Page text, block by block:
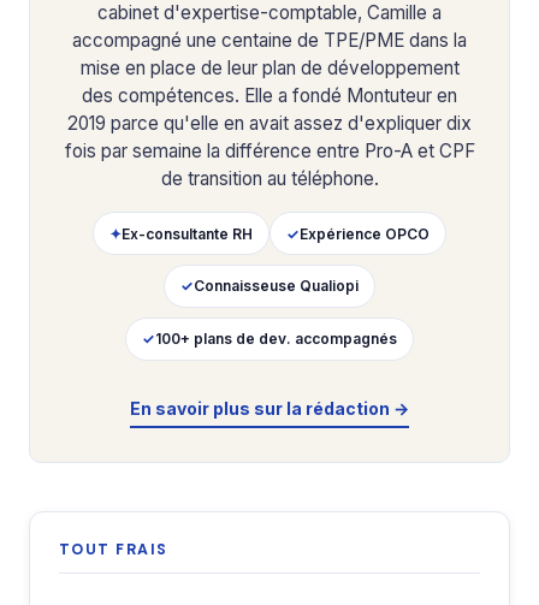
cabinet d'expertise-comptable, Camille a
accompagné une centaine de TPE/PME dans la
mise en place de leur plan de développement
des compétences. Elle a fondé Montuteur en
2019 parce qu'elle en avait assez d'expliquer dix
fois par semaine la différence entre Pro-A et CPF
de transition au téléphone.
✦Ex-consultante RH ✓Expérience OPCO
✓Connaisseuse Qualiopi
✓100+ plans de dev. accompagnés
En savoir plus sur la rédaction →
TOUT FRAIS